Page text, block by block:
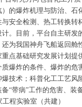
的爆炸机理与防治、石
安全检测、热工转换转
。目前，平台自主研发
为我国神舟飞船返回舱
点基础研究发展计划提
炸的条件、爆炸的危
技术；科普化工工艺风
“带病”工作的危害、装
程实验室（共建）